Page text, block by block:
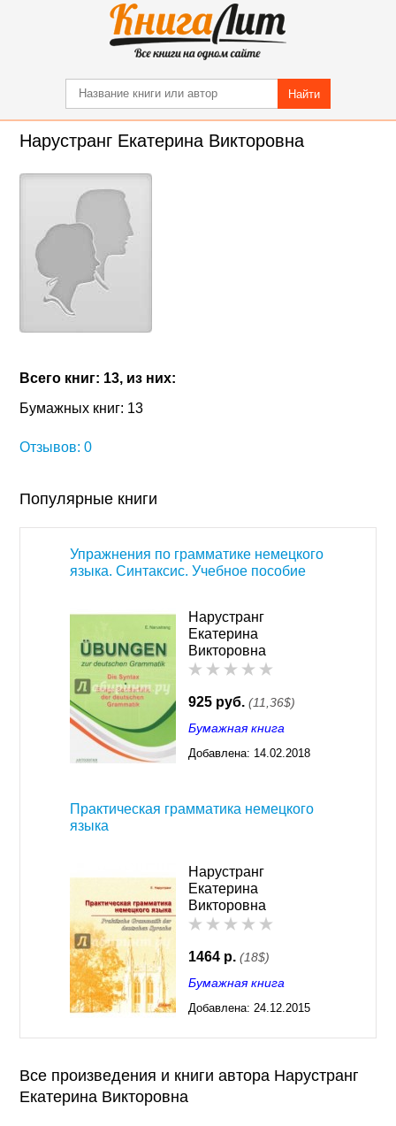
Найти
Нарустранг Екатерина Викторовна
Всего книг: 13, из них:
Бумажных книг: 13
Отзывов: 0
Популярные книги
Упражнения по грамматике немецкого
языка. Синтаксис. Учебное пособие
Нарустранг
Екатерина
Викторовна
925 руб. (11,36$)
Бумажная книга
Добавлена: 14.02.2018
Практическая грамматика немецкого
языка
Нарустранг
Екатерина
Викторовна
1464 р. (18$)
Бумажная книга
Добавлена: 24.12.2015
Все произведения и книги автора Нарустранг
Екатерина Викторовна